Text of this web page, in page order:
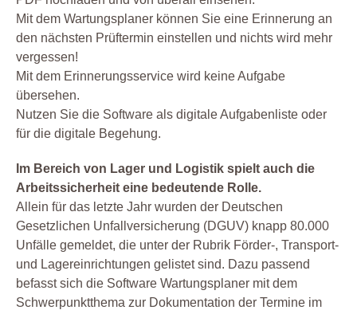
Mit dem Wartungsplaner können Sie eine Erinnerung an
den nächsten Prüftermin einstellen und nichts wird mehr
vergessen!
Mit dem Erinnerungsservice wird keine Aufgabe
übersehen.
Nutzen Sie die Software als digitale Aufgabenliste oder
für die digitale Begehung.
Im Bereich von Lager und Logistik spielt auch die
Arbeitssicherheit eine bedeutende Rolle.
Allein für das letzte Jahr wurden der Deutschen
Gesetzlichen Unfallversicherung (DGUV) knapp 80.000
Unfälle gemeldet, die unter der Rubrik Förder-, Transport-
und Lagereinrichtungen gelistet sind. Dazu passend
befasst sich die Software Wartungsplaner mit dem
Schwerpunktthema zur Dokumentation der Termine im